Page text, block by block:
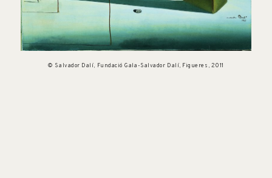
© Salvador Dalí, Fundació Gala-Salvador Dalí, Figueres, 2011